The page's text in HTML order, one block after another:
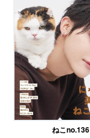
ねこno.136